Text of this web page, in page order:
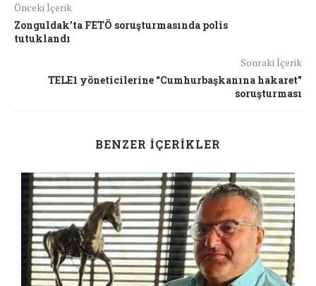
Önceki İçerik
Zonguldak’ta FETÖ soruşturmasında polis
tutuklandı
Sonraki İçerik
TELE1 yöneticilerine “Cumhurbaşkanına hakaret”
soruşturması
BENZER İÇERIKLER